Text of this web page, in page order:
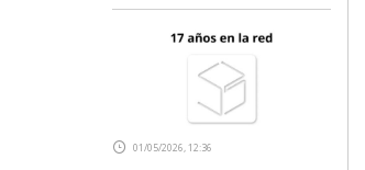
01/05/2026, 12:36